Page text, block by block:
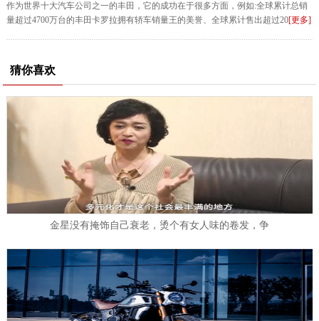
作为世界十大汽车公司之一的丰田，它的成功在于很多方面，例如:全球累计总销
量超过4700万台的丰田卡罗拉拥有轿车销量王的美誉、全球累计售出超过20[更多]
猜你喜欢
金星没有掩饰自己衰老，烫个有女人味的卷发，争